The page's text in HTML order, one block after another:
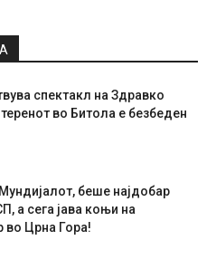
спектакл на Здравко
во Битола е безбеден
беше најдобар
а сега јава коњи на
во Црна Гора!